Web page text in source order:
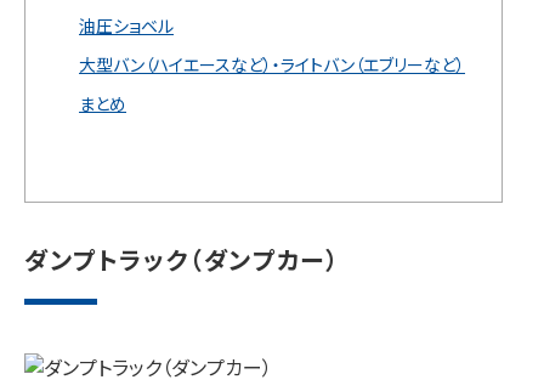
油圧ショベル
大型バン（ハイエースなど）・ライトバン（エブリーなど）
まとめ
ダンプトラック（ダンプカー）